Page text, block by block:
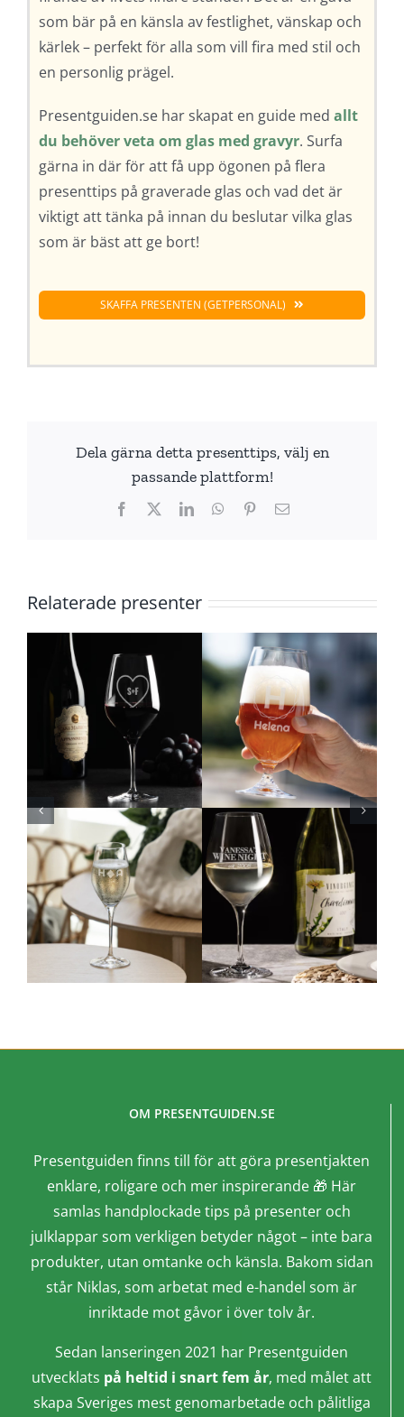
som bär på en känsla av festlighet, vänskap och
kärlek – perfekt för alla som vill fira med stil och
en personlig prägel.
Presentguiden.se har skapat en guide med allt
du behöver veta om glas med gravyr. Surfa
gärna in där för att få upp ögonen på flera
presenttips på graverade glas och vad det är
viktigt att tänka på innan du beslutar vilka glas
som är bäst att ge bort!
SKAFFA PRESENTEN (GETPERSONAL)
Dela gärna detta presenttips, välj en
passande plattform!
Facebook LinkedInWhatsApp
Pinterest
E-
Relaterade presenter
OM PRESENTGUIDEN.SE
Presentguiden finns till för att göra presentjakten
enklare, roligare och mer inspirerande 🎁 Här
samlas handplockade tips på presenter och
julklappar som verkligen betyder något – inte bara
produkter, utan omtanke och känsla. Bakom sidan
står Niklas, som arbetat med e-handel som är
inriktade mot gåvor i över tolv år.
Sedan lanseringen 2021 har Presentguiden
utvecklats på heltid i snart fem år, med målet att
skapa Sveriges mest genomarbetade och pålitliga